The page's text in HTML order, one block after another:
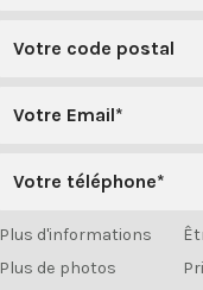
Plus d'informations
Plus de photos